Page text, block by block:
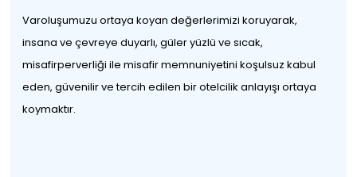
Varoluşumuzu ortaya koyan değerlerimizi koruyarak,
insana ve çevreye duyarlı, güler yüzlü ve sıcak,
misafirperverliği ile misafir memnuniyetini koşulsuz kabul
eden, güvenilir ve tercih edilen bir otelcilik anlayışı ortaya
koymaktır.